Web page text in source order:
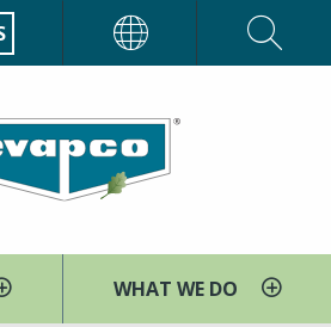
WHAT WE DO